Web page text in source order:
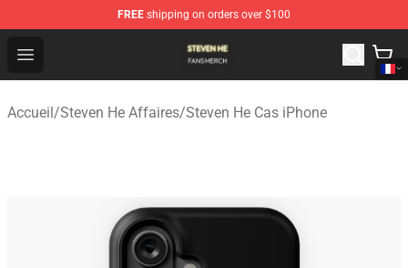
FREE shipping on orders over $100
Open menu
Steven He Shop - Official Steven He Merchandise Store
Accueil/Steven He Affaires/Steven He Cas iPhone